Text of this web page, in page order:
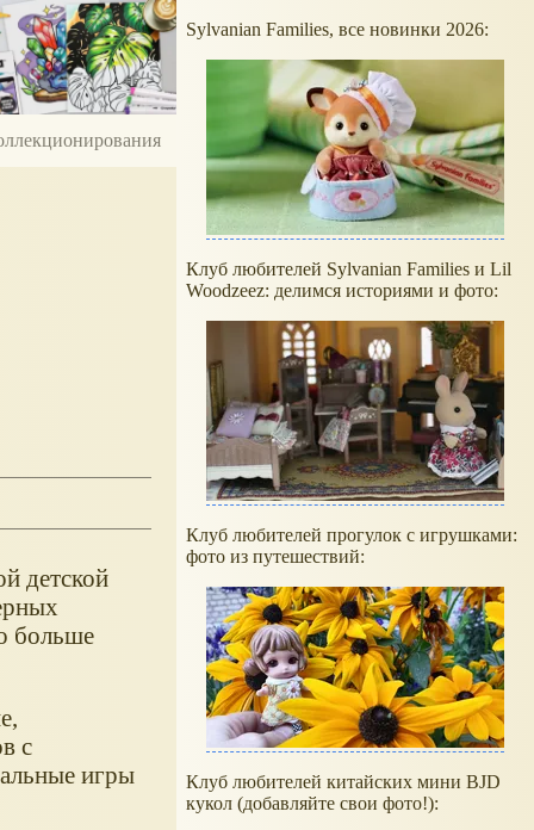
детской
больше
с
игры
Sylvanian Families, все новинки 2026:
Клуб любителей Sylvanian Families и Lil
Woodzeez: делимся историями и фото:
Клуб любителей прогулок с игрушками:
фото из путешествий:
Клуб любителей китайских мини BJD
кукол (добавляйте свои фото!):